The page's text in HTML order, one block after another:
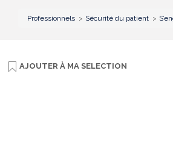
Professionnels Sécurité du patient
AJOUTER À MA SELECTION